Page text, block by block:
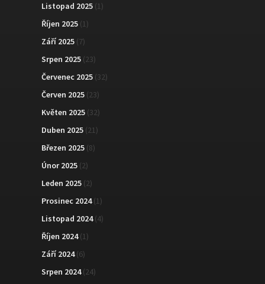
Listopad 2025 (1)
Říjen 2025 (1)
Září 2025 (7)
Srpen 2025 (23)
Červenec 2025 (32)
Červen 2025 (23)
Květen 2025 (32)
Duben 2025 (21)
Březen 2025 (8)
Únor 2025 (2)
Leden 2025 (2)
Prosinec 2024(1)
Listopad 2024(4)
Říjen 2024(1)
Září 2024(6)
Srpen 2024(24)